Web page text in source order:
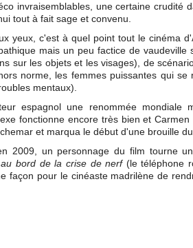
invraisemblables, une certaine crudité
tout à fait sage et convenu.
yeux, c'est à quel point tout le cinéma
mais un peu factice de vaudeville
sur les objets et les visages), de
norme, les femmes puissantes qui
mentaux).
espagnol une renommée mondiale
fonctionne encore très bien et
et marqua le début d'une brouille
2009, un personnage du film tourne
bord de la crise de nerf(le téléphone
façon pour le cinéaste madrilène de